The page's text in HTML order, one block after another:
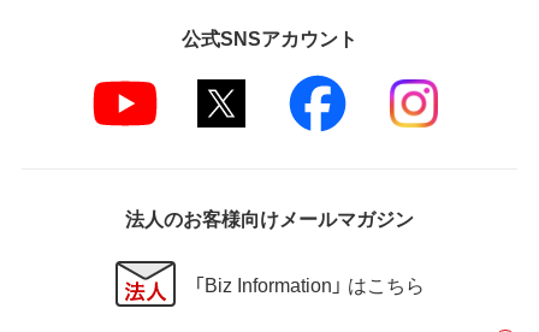
公式SNSアカウント
法人のお客様向けメールマガジン
「Biz Information」 はこちら